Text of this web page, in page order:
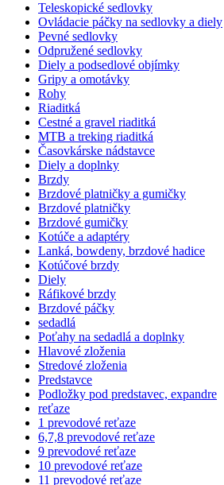
Teleskopické sedlovky
Ovládacie páčky na sedlovky a diely
Pevné sedlovky
Odpružené sedlovky
Diely a podsedlové objímky
Gripy a omotávky
Rohy
Riaditká
Cestné a gravel riaditká
MTB a treking riaditká
Časovkárske nádstavce
Diely a doplnky
Brzdy
Brzdové platničky a gumičky
Brzdové platničky
Brzdové gumičky
Kotúče a adaptéry
Lanká, bowdeny, brzdové hadice
Kotúčové brzdy
Diely
Ráfikové brzdy
Brzdové páčky
sedadlá
Poťahy na sedadlá a doplnky
Hlavové zloženia
Stredové zloženia
Predstavce
Podložky pod predstavec, expandre
reťaze
1 prevodové reťaze
6,7,8 prevodové reťaze
9 prevodové reťaze
10 prevodové reťaze
11 prevodové reťaze